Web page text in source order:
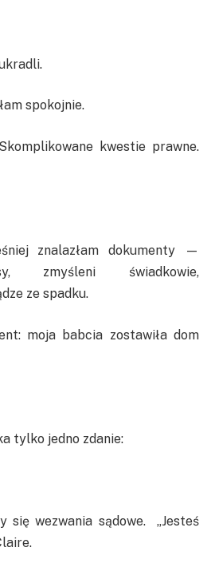
spokojnie.
kwestie prawne.
znalazłam dokumenty —
zmyśleni świadkowie,
ze spadku.
moja babcia zostawiła dom
tylko jedno zdanie:
się wezwania sądowe. „Jesteś